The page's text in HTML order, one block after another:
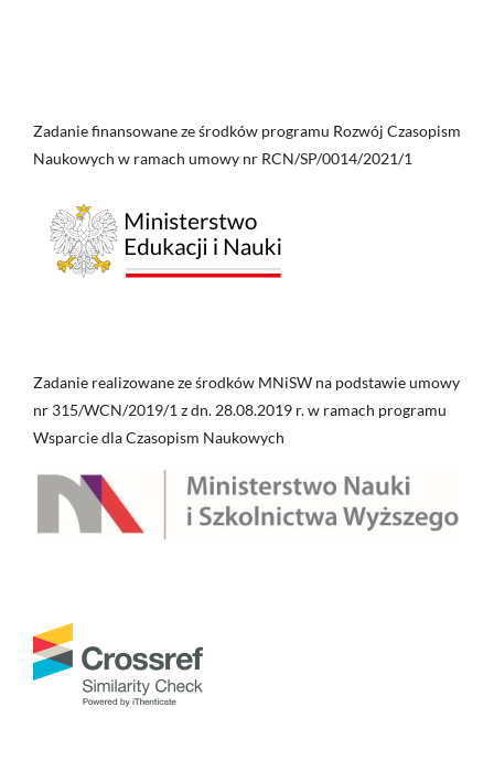
Zadanie finansowane ze środków programu Rozwój Czasopism
Naukowych w ramach umowy nr RCN/SP/0014/2021/1
Zadanie realizowane ze środków MNiSW na podstawie umowy
nr 315/WCN/2019/1 z dn. 28.08.2019 r. w ramach programu
Wsparcie dla Czasopism Naukowych